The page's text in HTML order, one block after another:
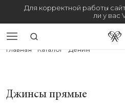
Для корректной работы
ли у вас
Главная Каталог Деним
Джинсы прямые